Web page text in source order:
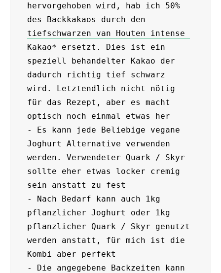
hervorgehoben wird, hab ich 50%
tiefschwarzen van Houten intense
Kakao* ersetzt. Dies ist ein
speziell behandelter Kakao der
dadurch richtig tief schwarz
wird. Letztendlich nicht nötig
für das Rezept, aber es macht
optisch noch einmal etwas her
- Es kann jede Beliebige vegane
Joghurt Alternative verwenden
werden. Verwendeter Quark / Skyr
sollte eher etwas locker cremig
sein anstatt zu fest
- Nach Bedarf kann auch 1kg
pflanzlicher Joghurt oder 1kg
pflanzlicher Quark / Skyr genutzt
werden anstatt, für mich ist die
Kombi aber perfekt
- Die angegebene Backzeiten kann